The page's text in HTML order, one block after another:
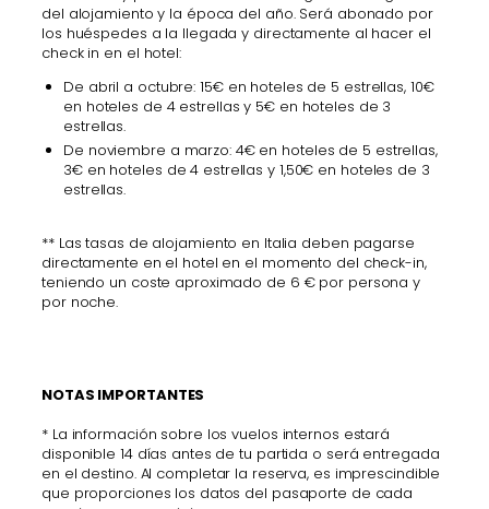
del alojamiento y la época del año. Será abonado por
los huéspedes a la llegada y directamente al hacer el
check in en el hotel:
De abril a octubre: 15€ en hoteles de 5 estrellas, 10€
en hoteles de 4 estrellas y 5€ en hoteles de 3
estrellas.
De noviembre a marzo: 4€ en hoteles de 5 estrellas,
3€ en hoteles de 4 estrellas y 1,50€ en hoteles de 3
estrellas.
** Las tasas de alojamiento en Italia deben pagarse
directamente en el hotel en el momento del check-in,
teniendo un coste aproximado de 6 € por persona y
por noche.
NOTAS IMPORTANTES
* La información sobre los vuelos internos estará
disponible 14 días antes de tu partida o será entregada
en el destino. Al completar la reserva, es imprescindible
que proporciones los datos del pasaporte de cada